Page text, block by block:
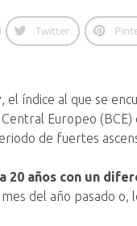
Twitter
, el índice al que se
Europeo
de fuertes
20 años con un
del año pasado o,